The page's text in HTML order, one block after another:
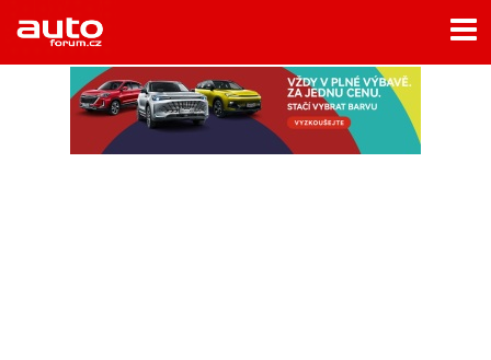
Home
Rubriky
- Testy aut
- Jízdní dojmy a další testy